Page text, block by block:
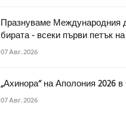
Празнуваме Международния
бирата - всеки първи петък
07 Авг. 2026
„Ахинора“ на Аполония 2026
07 Авг. 2026